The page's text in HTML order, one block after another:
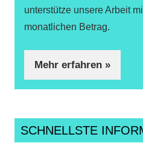
unterstütze unsere Arbeit
monatlichen Betrag.
Mehr erfahren »
SCHNELLSTE